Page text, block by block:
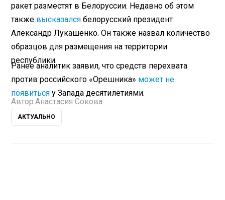
ракет разместят в Белоруссии. Недавно об этом
также высказался белорусский президент
Александр Лукашенко. Он также назвал количество
образцов для размещения на территории
республики.
Ранее аналитик заявил, что средств перехвата
против российского «Орешника» может не
появитьсяу Запада десятилетиями.
Автор:Анастасия Сокова
АКТУАЛЬНО